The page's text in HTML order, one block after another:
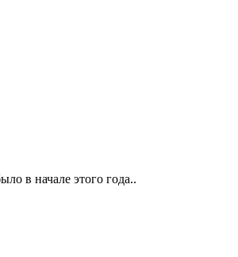
в начале этого года..